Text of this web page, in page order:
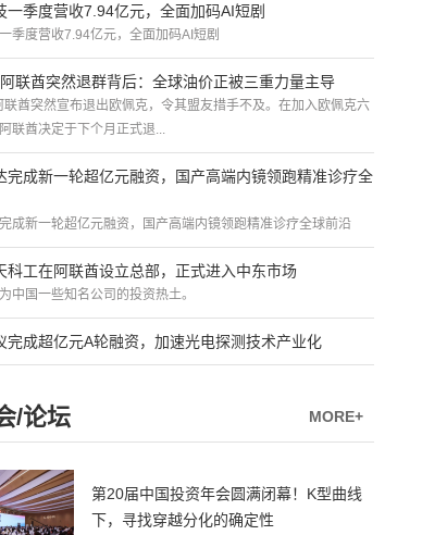
一季度营收7.94亿元，全面加码AI短剧
季度营收7.94亿元，全面加码AI短剧
联酋突然退群背后：全球油价正被三重力量主导
联酋突然宣布退出欧佩克，令其盟友措手不及。在加入欧佩克六
联酋决定于下个月正式退...
完成新一轮超亿元融资，国产高端内镜领跑精准诊疗全
成新一轮超亿元融资，国产高端内镜领跑精准诊疗全球前沿
科工在阿联酋设立总部，正式进入中东市场
中国一些知名公司的投资热土。
完成超亿元A轮融资，加速光电探测技术产业化
MORE+
/论坛
第20届中国投资年会圆满闭幕！K型曲线
下，寻找穿越分化的确定性